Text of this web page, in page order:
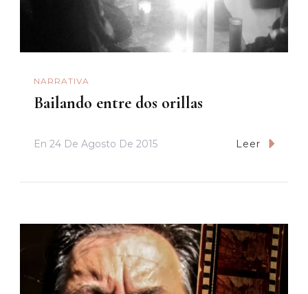
NARRATIVA
Bailando entre dos orillas
En 24 De Agosto De 2015 Leer